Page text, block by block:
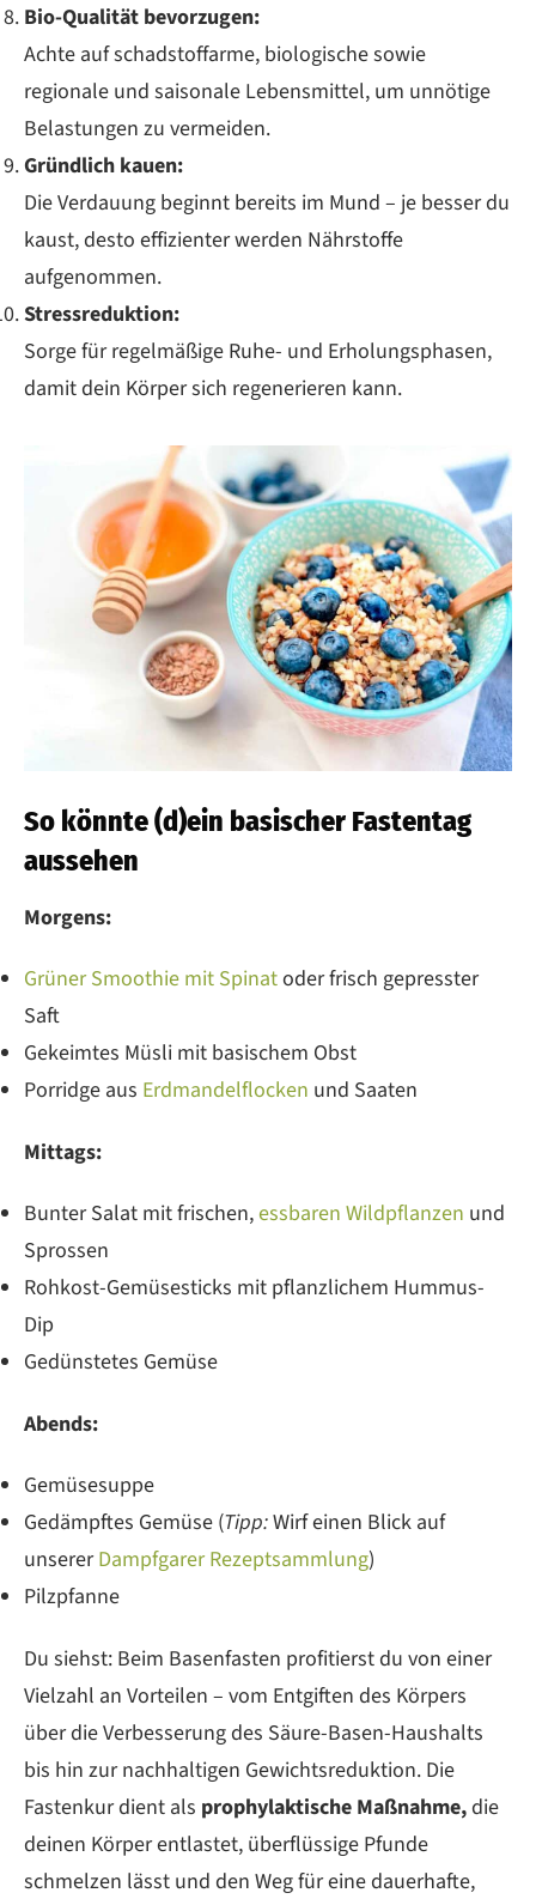
Bio-Qualität bevorzugen:
Achte auf schadstoffarme, biologische sowie
regionale und saisonale Lebensmittel, um unnötige
Belastungen zu vermeiden.
Gründlich kauen:
Die Verdauung beginnt bereits im Mund – je besser du
kaust, desto effizienter werden Nährstoffe
aufgenommen.
Stressreduktion:
Sorge für regelmäßige Ruhe- und Erholungsphasen,
damit dein Körper sich regenerieren kann.
So könnte (d)ein basischer Fastentag
aussehen
Morgens:
Grüner Smoothie mit Spinatoder frisch gepresster
Saft
Gekeimtes Müsli mit basischem Obst
Porridge aus Erdmandelflocken und Saaten
Mittags:
Bunter Salat mit frischen,essbaren Wildpflanzen und
Sprossen
Rohkost-Gemüsesticks mit pflanzlichem Hummus-
Dip
Gedünstetes Gemüse
Abends:
Gemüsesuppe
Gedämpftes Gemüse (Tipp:Wirf einen Blick auf
unsererDampfgarer Rezeptsammlung)
Pilzpfanne
Du siehst: Beim Basenfasten profitierst du von einer
Vielzahl an Vorteilen – vom Entgiften des Körpers
über die Verbesserung des Säure-Basen-Haushalts
bis hin zur nachhaltigen Gewichtsreduktion. Die
Fastenkur dient als prophylaktische Maßnahme,die
deinen Körper entlastet, überflüssige Pfunde
schmelzen lässt und den Weg für eine dauerhafte,